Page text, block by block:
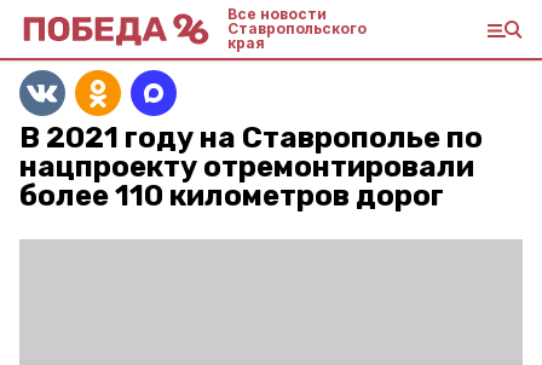
Все новости
Ставропольского
края
В 2021 году на Ставрополье по
нацпроекту отремонтировали
более 110 километров дорог